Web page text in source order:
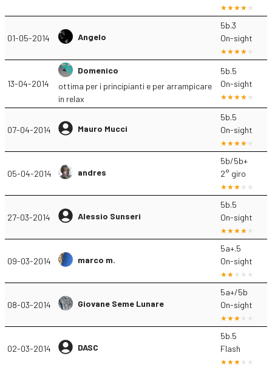
01-05-2014 Angelo
5b.3
On-sight
13-04-2014
Domenico
ottima per i principianti e per arrampicare
in relax
5b.5
On-sight
07-04-2014 Mauro Mucci
5b.5
On-sight
05-04-2014 andres
5b/5b+
2° giro
27-03-2014 Alessio Sunseri
5b.5
On-sight
09-03-2014 marco m.
5a+.5
On-sight
08-03-2014 Giovane Seme Lunare
5a+/5b
On-sight
02-03-2014 DASC
5b.5
Flash